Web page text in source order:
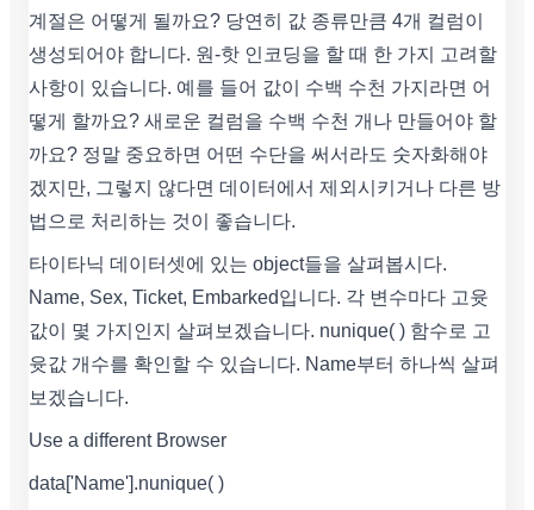
계절은 어떻게 될까요? 당연히 값 종류만큼 4개 컬럼이
생성되어야 합니다. 원-핫 인코딩을 할 때 한 가지 고려할
사항이 있습니다. 예를 들어 값이 수백 수천 가지라면 어
떻게 할까요? 새로운 컬럼을 수백 수천 개나 만들어야 할
까요? 정말 중요하면 어떤 수단을 써서라도 숫자화해야
겠지만, 그렇지 않다면 데이터에서 제외시키거나 다른 방
법으로 처리하는 것이 좋습니다.
타이타닉 데이터셋에 있는 object들을 살펴봅시다.
Name, Sex, Ticket, Embarked입니다. 각 변수마다 고윳
값이 몇 가지인지 살펴보겠습니다. nunique( ) 함수로 고
윳값 개수를 확인할 수 있습니다. Name부터 하나씩 살펴
보겠습니다.
Use a different Browser
data['Name'].nunique( )